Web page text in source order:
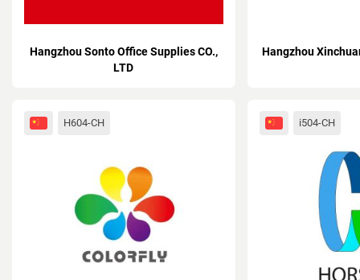
Hangzhou Sonto Office Supplies CO.,
LTD
Hangzhou
H604-CH i504-CH